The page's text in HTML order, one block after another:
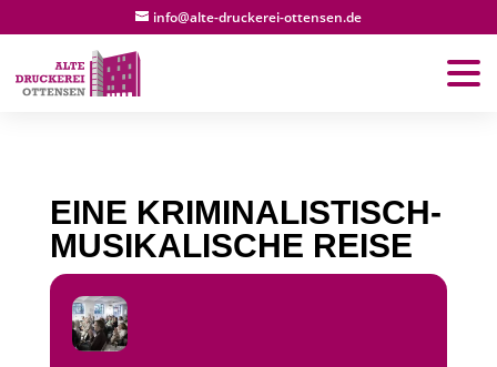
info@alte-druckerei-ottensen.de
EINE KRIMINALISTISCH-
MUSIKALISCHE REISE